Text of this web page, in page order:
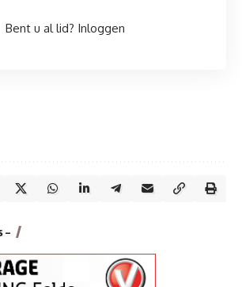
Bent u al lid? Inloggen
–